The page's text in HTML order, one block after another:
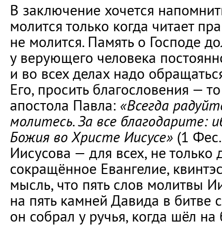
В заключение хочется
молится только когда читает
не молится. Память о Господе
у верующего человека
и во всех делах надо
Его, просить благословения —
апостола Павла: «Всегда
молитесь. За все благодарите:
Божия во Христе Иисусе» (1
Иисусова — для всех, не только
сокращённое Евангелие,
мысль, что пять слов молитвы
на пять камней Давида в битве
он собрал у ручья, когда шёл